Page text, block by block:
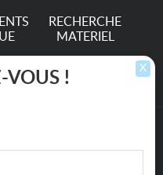
RECHERCHE
MATERIEL
X
VOUS !